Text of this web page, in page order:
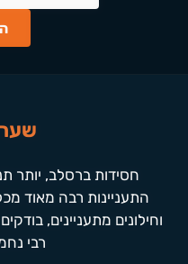
חסידות ברסלב, יותר
התעניינות רבה מאוד
וחילונים מתעניינים,
רבי